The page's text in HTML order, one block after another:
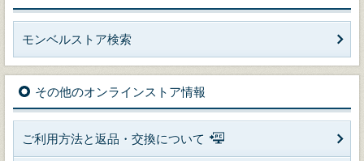
モンベルストア検索
その他のオンラインストア情報
ご利用方法と返品・交換について